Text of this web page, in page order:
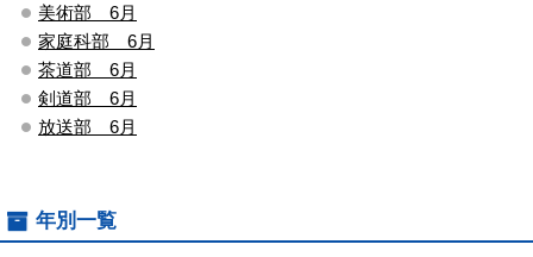
美術部 6月
家庭科部 6月
茶道部 6月
剣道部 6月
放送部 6月
年別一覧